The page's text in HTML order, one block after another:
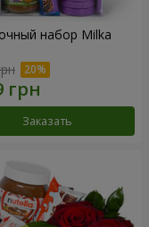
набор Milka
Заказать